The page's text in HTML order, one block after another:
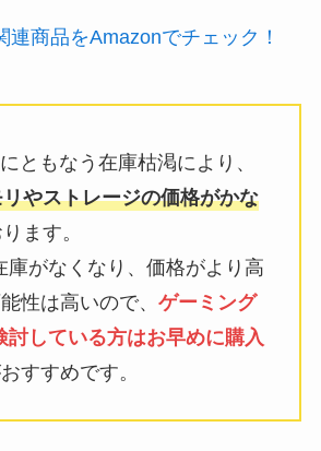
連商品をAmazonでチェック！
ともなう在庫枯渇により、
やストレージの価格がかな
ます。
庫がなくなり、価格がより高
性は高いので、 ゲーミング
討している方はお早めに購入
すすめです。